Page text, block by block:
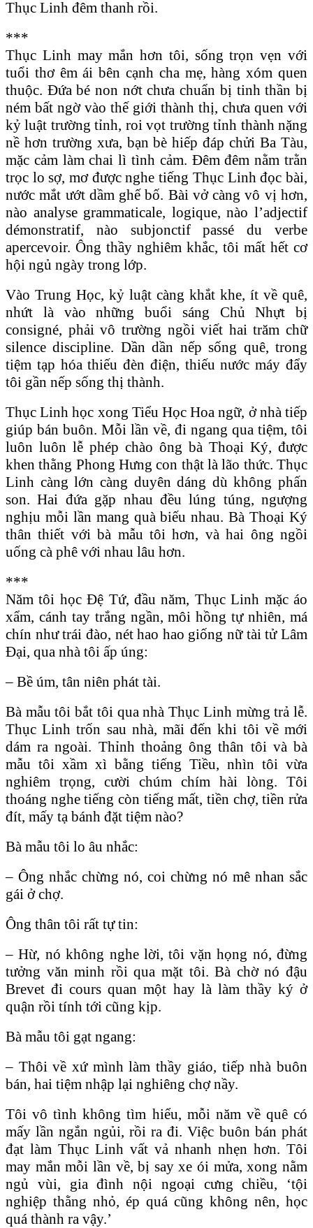
Thục Linh đêm thanh rồi.
***
Thục Linh may mắn hơn tôi, sống trọn vẹn với
tuổi thơ êm ái bên cạnh cha mẹ, hàng xóm quen
thuộc. Ðứa bé non nớt chưa chuẩn bị tinh thần bị
ném bất ngờ vào thế giới thành thị, chưa quen với
kỷ luật trường tỉnh, roi vọt trường tỉnh thành nặng
nề hơn trường xưa, bạn bè hiếp đáp chửi Ba Tàu,
mặc cảm làm chai lì tình cảm. Ðêm đêm nằm trằn
trọc lo sợ, mơ được nghe tiếng Thục Linh đọc bài,
nước mắt ướt dầm ghế bố. Bài vở càng vô vị hơn,
nào analyse grammaticale, logique, nào l’adjectif
démonstratif, nào subjonctif passé du verbe
apercevoir. Ông thầy nghiêm khắc, tôi mất hết cơ
hội ngủ ngày trong lớp.
Vào Trung Học, kỷ luật càng khắt khe, ít về quê,
nhứt là vào những buổi sáng Chủ Nhựt bị
consigné, phải vô trường ngồi viết hai trăm chữ
silence discipline. Dần dần nếp sống quê, trong
tiệm tạp hóa thiếu đèn điện, thiếu nước máy đẩy
tôi gần nếp sống thị thành.
Thục Linh học xong Tiểu Học Hoa ngữ, ở nhà tiếp
giúp bán buôn. Mỗi lần về, đi ngang qua tiệm, tôi
luôn luôn lễ phép chào ông bà Thoại Ký, được
khen thằng Phong Hưng con thật là lão thức. Thục
Linh càng lớn càng duyên dáng dù không phấn
son. Hai đứa gặp nhau đều lúng túng, ngượng
nghịu mỗi lần mang quà biếu nhau. Bà Thoại Ký
thân thiết với bà mẫu tôi hơn, và hai ông ngồi
uống cà phê với nhau lâu hơn.
***
Năm tôi học Ðệ Tứ, đầu năm, Thục Linh mặc áo
xẩm, cánh tay trắng ngần, môi hồng tự nhiên, má
chín như trái đào, nét hao hao giống nữ tài tử Lâm
Ðại, qua nhà tôi ấp úng:
– Bề úm, tân niên phát tài.
Bà mẫu tôi bắt tôi qua nhà Thục Linh mừng trả lễ.
Thục Linh trốn sau nhà, mãi đến khi tôi về mới
dám ra ngoài. Thỉnh thoảng ông thân tôi và bà
mẫu tôi xầm xì bằng tiếng Tiều, nhìn tôi vừa
nghiêm trọng, cười chúm chím hài lòng. Tôi
thoáng nghe tiếng còn tiếng mất, tiền chợ, tiền rửa
đít, mấy tạ bánh đặt tiệm nào?
Bà mẫu tôi lo âu nhắc:
– Ông nhắc chừng nó, coi chừng nó mê nhan sắc
gái ở chợ.
Ông thân tôi rất tự tin:
– Hừ, nó không nghe lời, tôi vặn họng nó, đừng
tưởng văn minh rồi qua mặt tôi. Bà chờ nó đậu
Brevet đi cours quan một hay là làm thầy ký ở
quận rồi tính tới cũng kịp.
Bà mẫu tôi gạt ngang:
– Thôi về xứ mình làm thầy giáo, tiếp nhà buôn
bán, hai tiệm nhập lại nghiêng chợ nầy.
Tôi vô tình không tìm hiểu, mỗi năm về quê có
mấy lần ngắn ngủi, rồi ra đi. Việc buôn bán phát
đạt làm Thục Linh vất vả nhanh nhẹn hơn. Tôi
may mắn mỗi lần về, bị say xe ói mửa, xong nằm
ngủ vùi, gia đình nội ngoại cưng chiều, ‘tội
nghiệp thằng nhỏ, ép quá cũng không nên, học
quá thành ra vậy.’